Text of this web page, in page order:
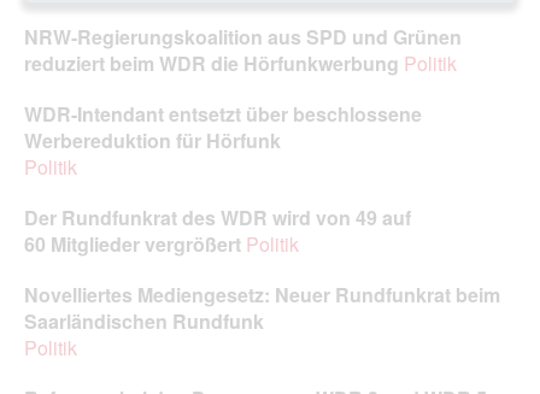
NRW-Regierungskoalition aus SPD und Grünen
reduziert beim WDR die Hörfunkwerbung Politik
WDR-Intendant entsetzt über beschlossene
Werbereduktion für Hörfunk
Politik
Der Rundfunkrat des WDR wird von 49 auf
60 Mitglieder vergrößert Politik
Novelliertes Mediengesetz: Neuer Rundfunkrat beim
Saarländischen Rundfunk
Politik